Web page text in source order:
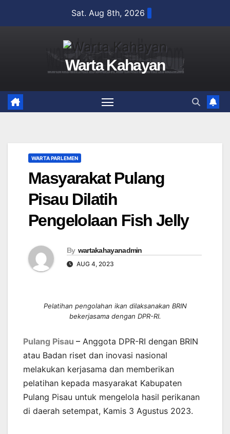
Sat. Aug 8th, 2026
Warta Kahayan
WARTA PARLEMEN
Masyarakat Pulang
Pisau Dilatih
Pengelolaan Fish Jelly
By wartakahayanadmin
AUG 4, 2023
Pelatihan pengolahan ikan dilaksanakan BRIN
bekerjasama dengan DPR-RI.
Pulang Pisau – Anggota DPR-RI dengan BRIN
atau Badan riset dan inovasi nasional
melakukan kerjasama dan memberikan
pelatihan kepada masyarakat Kabupaten
Pulang Pisau untuk mengelola hasil perikanan
di daerah setempat, Kamis 3 Agustus 2023.